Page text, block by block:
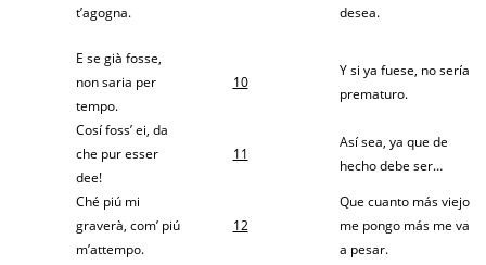
t’agogna.
desea.
E se già fosse,
non saria per
tempo.
10
Y si ya fuese, no sería
prematuro.
Cosí foss’ ei, da
che pur esser
dee!
11
Así sea, ya que de
hecho debe ser…
Ché piú mi
graverà, com’ piú
m’attempo.
12
Que cuanto más viejo
me pongo más me va
a pesar.